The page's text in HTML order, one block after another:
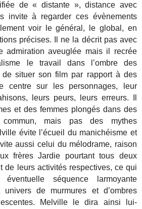
de « distante », distance avec
invite à regarder ces évènements
voir le général, le global, en
précises. Il ne la décrit pas avec
admiration aveuglée mais il recrée
le travail dans l’ombre des
de situer son film par rapport à des
centre sur les personnages, leur
leurs peurs, leurs erreurs. Il
et des femmes plongés dans des
mais pas des mythes
évite l’écueil du manichéisme et
aussi celui du mélodrame, raison
frères Jardie pourtant tous deux
de leurs activités respectives, ce qui
séquence larmoyante
de murmures et d’ombres
Melville le dira ainsi lui-